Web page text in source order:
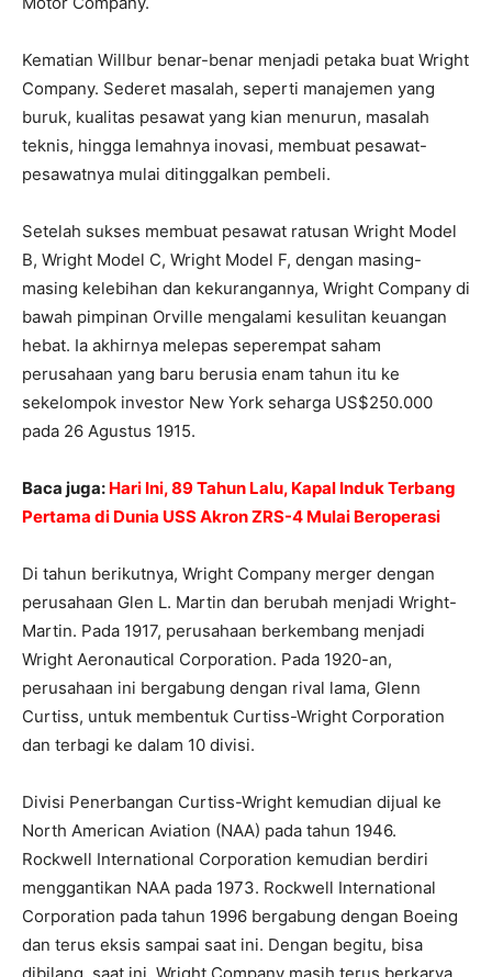
Kematian Willbur benar-benar menjadi petaka buat Wright
Company. Sederet masalah, seperti manajemen yang
buruk, kualitas pesawat yang kian menurun, masalah
teknis, hingga lemahnya inovasi, membuat pesawat-
pesawatnya mulai ditinggalkan pembeli.
Setelah sukses membuat pesawat ratusan Wright Model
B, Wright Model C, Wright Model F, dengan masing-
masing kelebihan dan kekurangannya, Wright Company di
bawah pimpinan Orville mengalami kesulitan keuangan
hebat. Ia akhirnya melepas seperempat saham
perusahaan yang baru berusia enam tahun itu ke
sekelompok investor New York seharga US$250.000
pada 26 Agustus 1915.
Baca juga: Hari Ini, 89 Tahun Lalu, Kapal Induk Terbang
Pertama di Dunia USS Akron ZRS-4 Mulai Beroperasi
Di tahun berikutnya, Wright Company merger dengan
perusahaan Glen L. Martin dan berubah menjadi Wright-
Martin. Pada 1917, perusahaan berkembang menjadi
Wright Aeronautical Corporation. Pada 1920-an,
perusahaan ini bergabung dengan rival lama, Glenn
Curtiss, untuk membentuk Curtiss-Wright Corporation
dan terbagi ke dalam 10 divisi.
Divisi Penerbangan Curtiss-Wright kemudian dijual ke
North American Aviation (NAA) pada tahun 1946.
Rockwell International Corporation kemudian berdiri
menggantikan NAA pada 1973. Rockwell International
Corporation pada tahun 1996 bergabung dengan Boeing
dan terus eksis sampai saat ini. Dengan begitu, bisa